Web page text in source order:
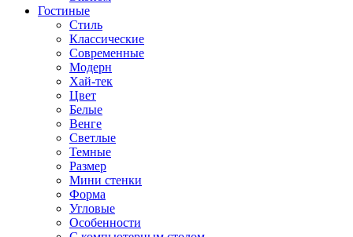
Гостиные
Стиль
Классические
Современные
Модерн
Хай-тек
Цвет
Белые
Венге
Светлые
Темные
Размер
Мини стенки
Форма
Угловые
Особенности